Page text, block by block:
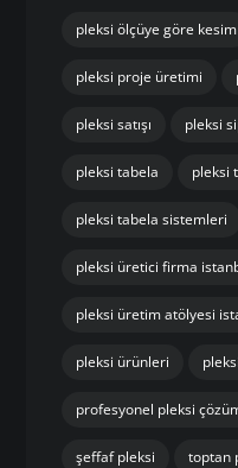
pleksi ölçüye göre kesim
pleksi proje üretimi
pleksi satışı pleksi
pleksi tabela pleksi
pleksi tabela sistemleri
pleksi üretici firma
pleksi üretim atölyesi
pleksi ürünleri
profesyonel pleksi
şeffaf pleksi toptan